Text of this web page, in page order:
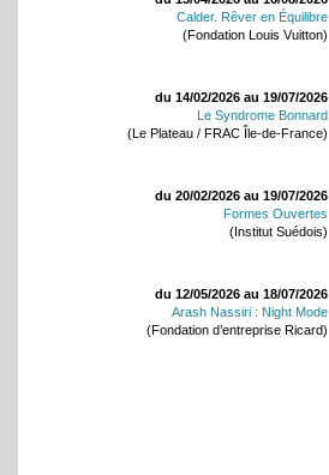
Calder. Rêver en Équilibre
(Fondation Louis Vuitton)
du 14/02/2026 au 19/07/2026
Le Syndrome Bonnard
(Le Plateau / FRAC Île-de-France)
du 20/02/2026 au 19/07/2026
Formes Ouvertes
(Institut Suédois)
du 12/05/2026 au 18/07/2026
Arash Nassiri : Night Mode
(Fondation d’entreprise Ricard)